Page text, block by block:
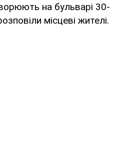
на бульварі 30-
місцеві жителі.